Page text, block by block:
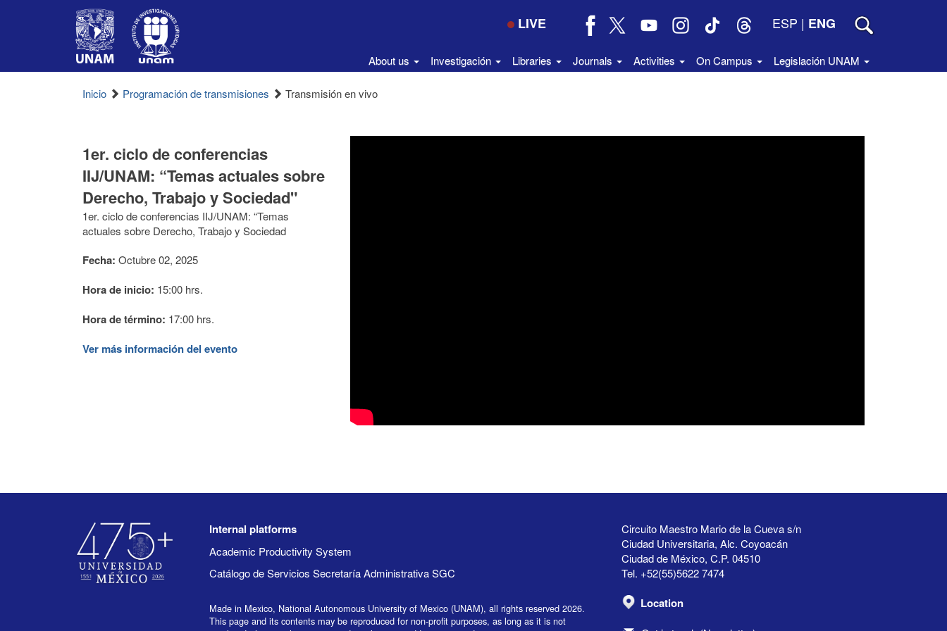
LIVE ESP | ENG
About us Investigación Libraries Journals Activities On Campus Legislación UNAM
Inicio Programación de transmisiones Transmisión en vivo
1er. ciclo de conferencias
IIJ/UNAM: “Temas actuales sobre
Derecho, Trabajo y Sociedad"
1er. ciclo de conferencias IIJ/UNAM: “Temas
actuales sobre Derecho, Trabajo y Sociedad
Fecha: Octubre 02, 2025
Hora de inicio: 15:00 hrs.
Hora de término: 17:00 hrs.
Ver más información del evento
Circuito Maestro Mario de la Cueva s/n
Ciudad Universitaria, Alc. Coyoacán
Ciudad de México, C.P. 04510
Tel. +52(55)5622 7474
Location
Internal platforms
Academic Productivity System
Catálogo de Servicios Secretaría Administrativa SGC
Made in Mexico, National Autonomous University of Mexico (UNAM), all rights reserved 2026.
This page and its contents may be reproduced for non-profit purposes, as long as it is not